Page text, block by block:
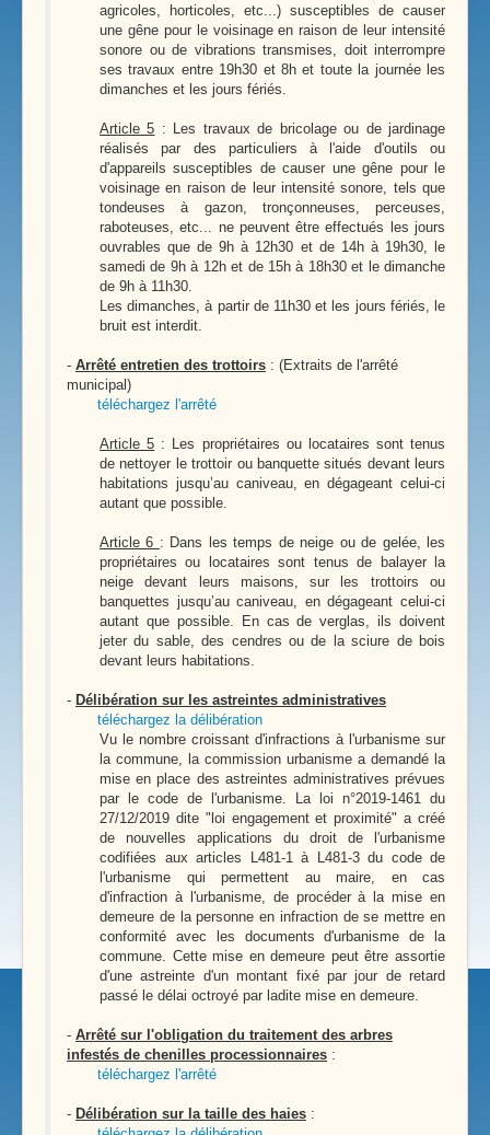
agricoles, horticoles, etc...) susceptibles de causer
une gêne pour le voisinage en raison de leur intensité
sonore ou de vibrations transmises, doit interrompre
ses travaux entre 19h30 et 8h et toute la journée les
dimanches et les jours fériés.
Article 5 : Les travaux de bricolage ou de jardinage
réalisés par des particuliers à l'aide d'outils ou
d'appareils susceptibles de causer une gêne pour le
voisinage en raison de leur intensité sonore, tels que
tondeuses à gazon, tronçonneuses, perceuses,
raboteuses, etc... ne peuvent être effectués les jours
ouvrables que de 9h à 12h30 et de 14h à 19h30, le
samedi de 9h à 12h et de 15h à 18h30 et le dimanche
de 9h à 11h30.
Les dimanches, à partir de 11h30 et les jours fériés, le
bruit est interdit.
- Arrêté entretien des trottoirs : (Extraits de l'arrêté
municipal)
téléchargez l'arrêté
Article 5 : Les propriétaires ou locataires sont tenus
de nettoyer le trottoir ou banquette situés devant leurs
habitations jusqu’au caniveau, en dégageant celui-ci
autant que possible.
Article 6 : Dans les temps de neige ou de gelée, les
propriétaires ou locataires sont tenus de balayer la
neige devant leurs maisons, sur les trottoirs ou
banquettes jusqu’au caniveau, en dégageant celui-ci
autant que possible. En cas de verglas, ils doivent
jeter du sable, des cendres ou de la sciure de bois
devant leurs habitations.
- Délibération sur les astreintes administratives
téléchargez la délibération
Vu le nombre croissant d'infractions à l'urbanisme sur
la commune, la commission urbanisme a demandé la
mise en place des astreintes administratives prévues
par le code de l'urbanisme. La loi n°2019-1461 du
27/12/2019 dite "loi engagement et proximité" a créé
de nouvelles applications du droit de l'urbanisme
codifiées aux articles L481-1 à L481-3 du code de
l'urbanisme qui permettent au maire, en cas
d'infraction à l'urbanisme, de procéder à la mise en
demeure de la personne en infraction de se mettre en
conformité avec les documents d'urbanisme de la
commune. Cette mise en demeure peut être assortie
d'une astreinte d'un montant fixé par jour de retard
passé le délai octroyé par ladite mise en demeure.
- Arrêté sur l'obligation du traitement des arbres
infestés de chenilles processionnaires :
téléchargez l'arrêté
- Délibération sur la taille des haies :